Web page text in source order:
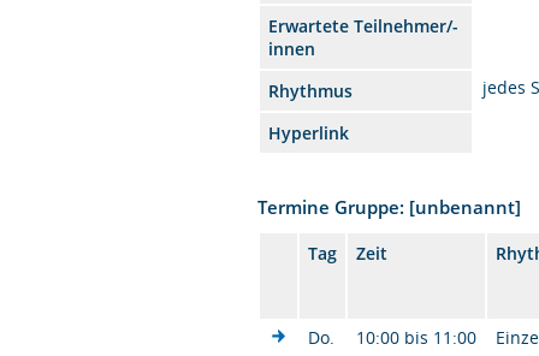
Erwartete Teilnehmer/-
innen
Rhythmus
jedes
Hyperlink
Termine Gruppe: [unbenannt]
Tag Zeit
Do. 10:00 bis 11:00